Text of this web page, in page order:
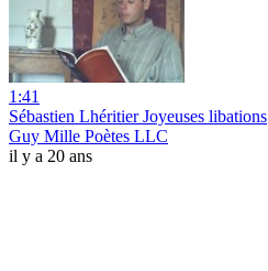
1:41
Sébastien Lhéritier Joyeuses libations
Guy Mille Poètes LLC
il y a 20 ans